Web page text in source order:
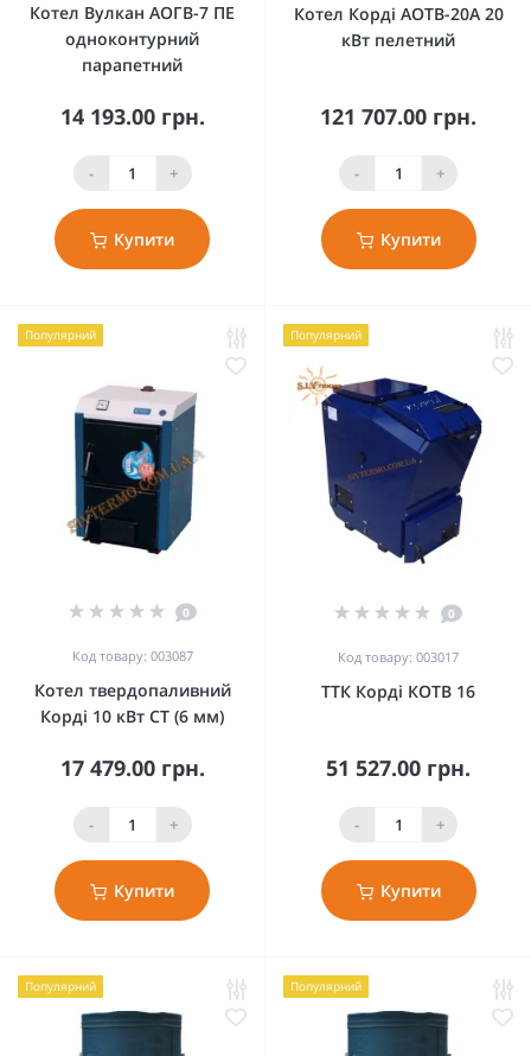
Котел Вулкан АОГВ-7 ПЕ
одноконтурний
парапетний
14 193.00 грн.
- +
Купити
Котел Корді АОТВ-20А 20
кВт пелетний
121 707.00 грн.
- +
Купити
Популярний
0
Код товару: 003087
Котел твердопаливний
Корді 10 кВт СТ (6 мм)
17 479.00 грн.
- +
Купити
Популярний
0
Код товару: 003017
ТТК Корді КОТВ 16
51 527.00 грн.
- +
Купити
Популярний Популярний